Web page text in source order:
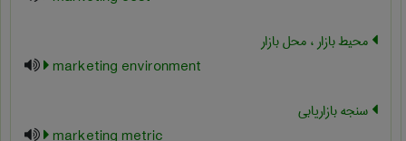
محیط بازار ، محل بازار
marketing environment
سنجه بازاریابی